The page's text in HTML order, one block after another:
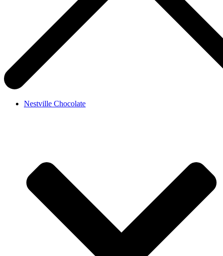
Nestville Chocolate